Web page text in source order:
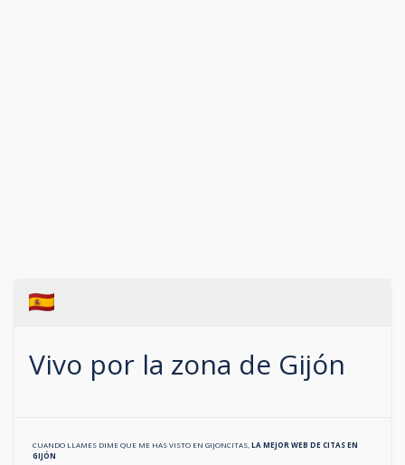
Vivo por la zona de Gijón
CUANDO LLAMES DIME QUE ME HAS VISTO EN GIJONCITAS LA MEJOR WEB DE CITAS EN
GIJÓN